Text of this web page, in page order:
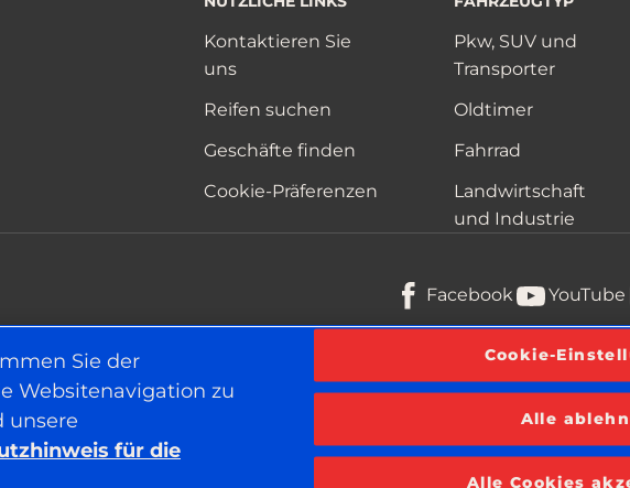
Kontaktieren Sie
uns
Reifen suchen
Geschäfte finden
Cookie-Präferenzen
Pkw, SUV und
Transporter
Oldtimer
Fahrrad
Landwirtschaft
und Industrie
Facebook YouTube
Datenschutzhinweis für die Website
Sie der
Websitenavigation zu
unsere
für die
Cookie-
Alle
Alle Cookies